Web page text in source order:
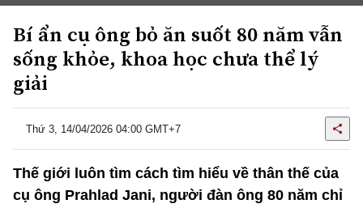
Bí ẩn cụ ông bỏ ăn suốt 80 năm vẫn
sống khỏe, khoa học chưa thể lý
giải
Thứ 3, 14/04/2026 04:00 GMT+7
Thế giới luôn tìm cách tìm hiểu về thân thế của
cụ ông Prahlad Jani, người đàn ông 80 năm chỉ